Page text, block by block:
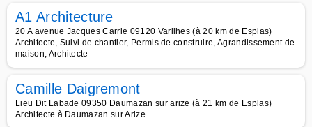
A1 Architecture
20 A avenue Jacques Carrie 09120 Varilhes (à 20 km de Esplas)
Architecte, Suivi de chantier, Permis de construire, Agrandissement de
maison, Architecte
Camille Daigremont
Lieu Dit Labade 09350 Daumazan sur arize (à 21 km de Esplas)
Architecte à Daumazan sur Arize